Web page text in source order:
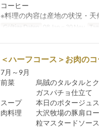
コーヒー
※料理の内容は産地の状況・天
Gültige Daten 08 Jan ~ 30 Nov
＜ハーフコース＞お肉の
7月～9月
前菜 烏賊のタルタルとク
ガスパチョ仕立て
スープ 本日のポタージュ
肉料理 大沢牧場の豚肩ロー
粒マスタードソース